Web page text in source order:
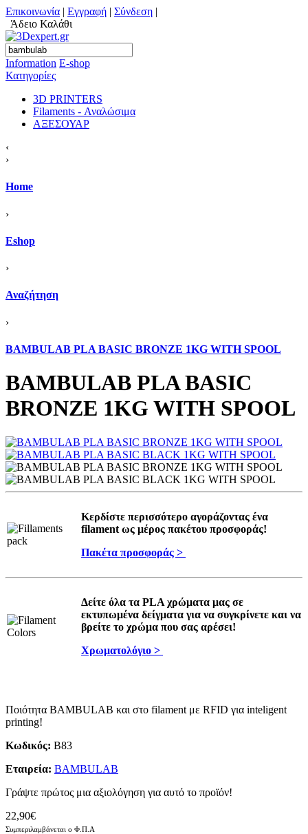
Επικοινωνία | Εγγραφή | Σύνδεση |
Άδειο Καλάθι
Information Ε-shop
Κατηγορίες
3D PRINTERS
Filaments - Αναλώσιμα
ΑΞΕΣΟΥΑΡ
‹
›
Home
›
Eshop
›
Αναζήτηση
›
BAMBULAB PLA BASIC BRONZE 1KG WITH SPOOL
BAMBULAB PLA BASIC
BRONZE 1KG WITH SPOOL
Κερδίστε περισσότερο αγοράζοντας ένα
filament ως μέρος πακέτου προσφοράς!
Πακέτα προσφοράς >
Δείτε όλα τα PLA χρώματα μας σε
εκτυπωμένα δείγματα για να συγκρίνετε και να
βρείτε το χρώμα που σας αρέσει!
Χρωματολόγιο >
Ποιότητα BAMBULAB και στο filament με RFID για inteligent
printing!
Κωδικός: B83
Εταιρεία: BAMBULAB
Γράψτε πρώτος μια αξιολόγηση για αυτό το προϊόν!
22,90€
Συμπεριλαμβάνεται ο Φ.Π.Α